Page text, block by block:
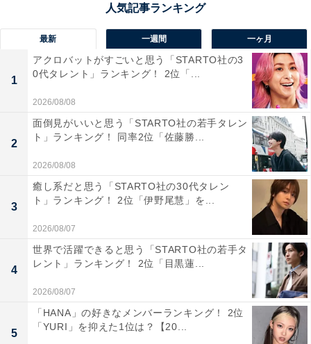
群馬県の県庁所在地である前橋市は、豚肉料理が名物
で、「トントン広場」などの施設で地元産の上州麦豚を
使った料理が楽しめます。また、小麦文化を生かしたう
どんなど、地元の食材を生かした独自の食文化が根付い
ています。近年は地元食材を使った個性的なカフェやレ
ストランも増えており、地域への愛着から生まれる食の
魅力が注目されています。
回答者からは「地元の新鮮な野菜や肉を使ったグルメ店
が多く、食文化が豊かだから」（30代女性／東京都）、
「焼き饅頭やソースカツ丼など手軽なおいしいものがあ
る」（20代女性／宮城県）、「夕飯を食べた際に何軒か
ハシゴしましたがハズレがなかった」（20代男性／福岡
県）といった声が集まりました。
※回答者からのコメントは原文ママです
最新 一週間 一ヶ月
1
アクロバットがすごいと思う「STARTO社の3
0代タレント」ランキング！ 2位「...
2026/08/08
2
面倒見がいいと思う「STARTO社の若手タレン
ト」ランキング！ 同率2位「佐藤勝...
2026/08/08
3
癒し系だと思う「STARTO社の30代タレン
ト」ランキング！ 2位「伊野尾慧」を...
2026/08/07
4
世界で活躍できると思う「STARTO社の若手タ
レント」ランキング！ 2位「目黒蓮...
2026/08/07
5
「HANA」の好きなメンバーランキング！ 2位
「YURI」を抑えた1位は？【20...